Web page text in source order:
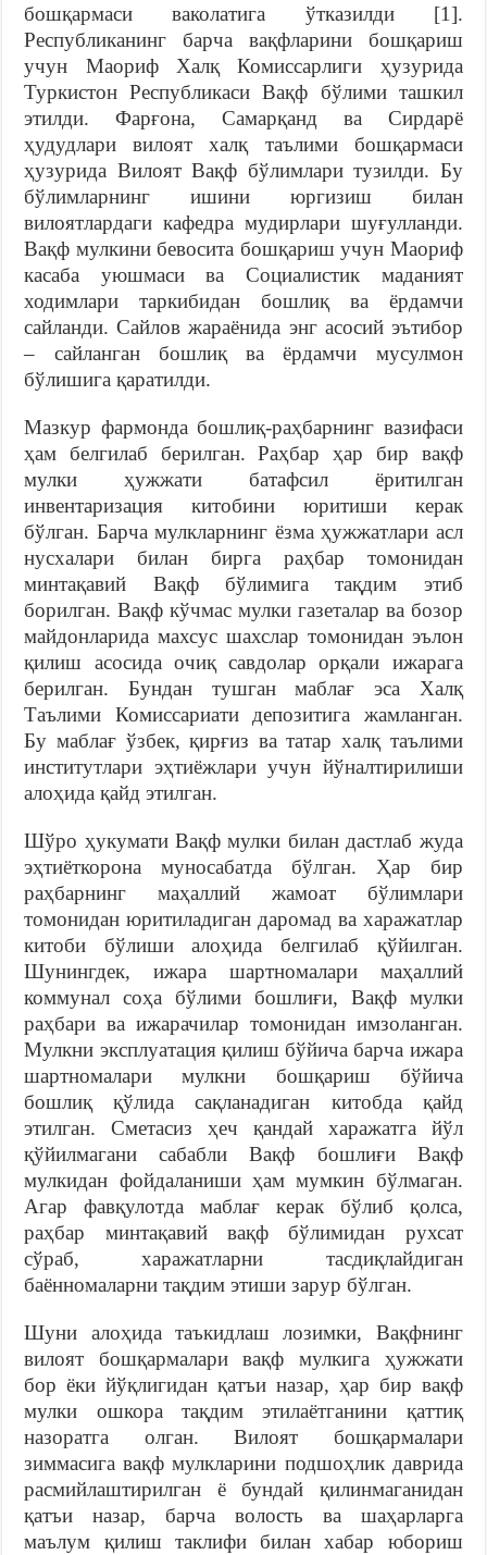
бошқармаси ваколатига ўтказилди [1].
Республиканинг барча вақфларини бошқариш
учун Маориф Халқ Комиссарлиги ҳузурида
Туркистон Республикаси Вақф бўлими ташкил
этилди. Фарғона, Самарқанд ва Сирдарё
ҳудудлари вилоят халқ таълими бошқармаси
ҳузурида Вилоят Вақф бўлимлари тузилди. Бу
бўлимларнинг ишини юргизиш билан
вилоятлардаги кафедра мудирлари шуғулланди.
Вақф мулкини бевосита бошқариш учун Маориф
касаба уюшмаси ва Социалистик маданият
ходимлари таркибидан бошлиқ ва ёрдамчи
сайланди. Сайлов жараёнида энг асосий эътибор
– сайланган бошлиқ ва ёрдамчи мусулмон
бўлишига қаратилди.
Мазкур фармонда бошлиқ-раҳбарнинг вазифаси
ҳам белгилаб берилган. Раҳбар ҳар бир вақф
мулки ҳужжати батафсил ёритилган
инвентаризация китобини юритиши керак
бўлган. Барча мулкларнинг ёзма ҳужжатлари асл
нусхалари билан бирга раҳбар томонидан
минтақавий Вақф бўлимига тақдим этиб
борилган. Вақф кўчмас мулки газеталар ва бозор
майдонларида махсус шахслар томонидан эълон
қилиш асосида очиқ савдолар орқали ижарага
берилган. Бундан тушган маблағ эса Халқ
Таълими Комиссариати депозитига жамланган.
Бу маблағ ўзбек, қирғиз ва татар халқ таълими
институтлари эҳтиёжлари учун йўналтирилиши
алоҳида қайд этилган.
Шўро ҳукумати Вақф мулки билан дастлаб жуда
эҳтиёткорона муносабатда бўлган. Ҳар бир
раҳбарнинг маҳаллий жамоат бўлимлари
томонидан юритиладиган даромад ва харажатлар
китоби бўлиши алоҳида белгилаб қўйилган.
Шунингдек, ижара шартномалари маҳаллий
коммунал соҳа бўлими бошлиғи, Вақф мулки
раҳбари ва ижарачилар томонидан имзоланган.
Мулкни эксплуатация қилиш бўйича барча ижара
шартномалари мулкни бошқариш бўйича
бошлиқ қўлида сақланадиган китобда қайд
этилган. Сметасиз ҳеч қандай харажатга йўл
қўйилмагани сабабли Вақф бошлиғи Вақф
мулкидан фойдаланиши ҳам мумкин бўлмаган.
Aгар фавқулотда маблағ керак бўлиб қолса,
раҳбар минтақавий вақф бўлимидан рухсат
сўраб, харажатларни тасдиқлайдиган
баённомаларни тақдим этиши зарур бўлган.
Шуни алоҳида таъкидлаш лозимки, Вақфнинг
вилоят бошқармалари вақф мулкига ҳужжати
бор ёки йўқлигидан қатъи назар, ҳар бир вақф
мулки ошкора тақдим этилаётганини қаттиқ
назоратга олган. Вилоят бошқармалари
зиммасига вақф мулкларини подшоҳлик даврида
расмийлаштирилган ё бундай қилинмаганидан
қатъи назар, барча волость ва шаҳарларга
маълум қилиш таклифи билан хабар юбориш